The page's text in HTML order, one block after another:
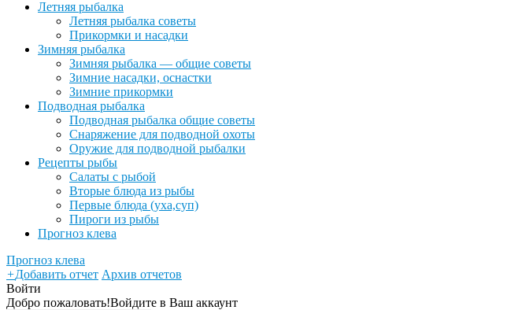
Летняя рыбалка
Летняя рыбалка советы
Прикормки и насадки
Зимняя рыбалка
Зимняя рыбалка — общие советы
Зимние насадки, оснастки
Зимние прикормки
Подводная рыбалка
Подводная рыбалка общие советы
Снаряжение для подводной охоты
Оружие для подводной рыбалки
Рецепты рыбы
Салаты с рыбой
Вторые блюда из рыбы
Первые блюда (уха,суп)
Пироги из рыбы
Прогноз клева
Прогноз клева
+Добавить отчет Архив отчетов
Войти
Добро пожаловать!Войдите в Ваш аккаунт